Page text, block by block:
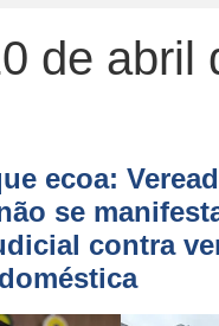
de abril
ecoa:
se
contra